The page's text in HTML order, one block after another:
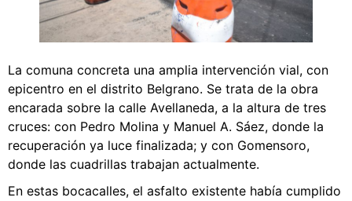
La comuna concreta una amplia intervención vial, con
epicentro en el distrito Belgrano. Se trata de la obra
encarada sobre la calle Avellaneda, a la altura de tres
cruces: con Pedro Molina y Manuel A. Sáez, donde la
recuperación ya luce finalizada; y con Gomensoro,
donde las cuadrillas trabajan actualmente.
En estas bocacalles, el asfalto existente había cumplido